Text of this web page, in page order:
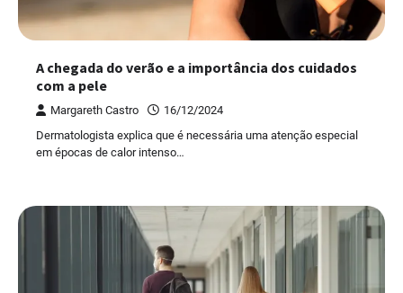
A chegada do verão e a importância dos cuidados
com a pele
Margareth Castro
16/12/2024
Dermatologista explica que é necessária uma atenção especial
em épocas de calor intenso…